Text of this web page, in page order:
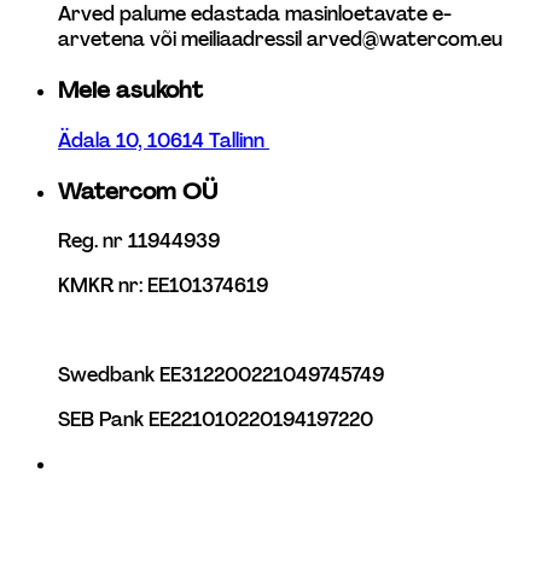
Arved palume edastada masinloetavate e-
arvetena või meiliaadressil arved@watercom.eu
Meie asukoht
Ädala 10, 10614 Tallinn
Watercom OÜ
Reg. nr 11944939
KMKR nr: EE101374619
Swedbank EE312200221049745749
SEB Pank EE221010220194197220